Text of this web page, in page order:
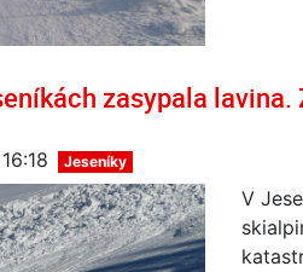
zasypala
Jeseníky
V